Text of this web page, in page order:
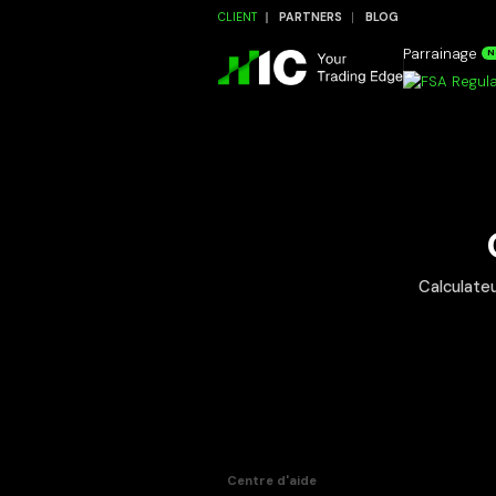
CLIENT PARTNERS BLOG
Parrainage
Centre d'aide